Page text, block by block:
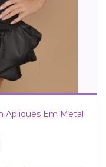
Apliques Em Metal